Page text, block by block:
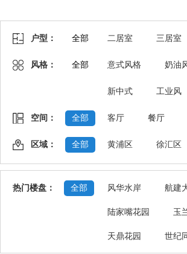
户型： 全部 二居室 三居室
风格： 全部 意式风格 奶油
新中式 工业风
空间： 全部 客厅 餐厅
区域： 全部 黄浦区 徐汇区
热门楼盘： 全部 风华水岸 航建
陆家嘴花园 玉
天鼎花园 世纪